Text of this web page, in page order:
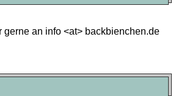
gerne an info <at> backbienchen.de